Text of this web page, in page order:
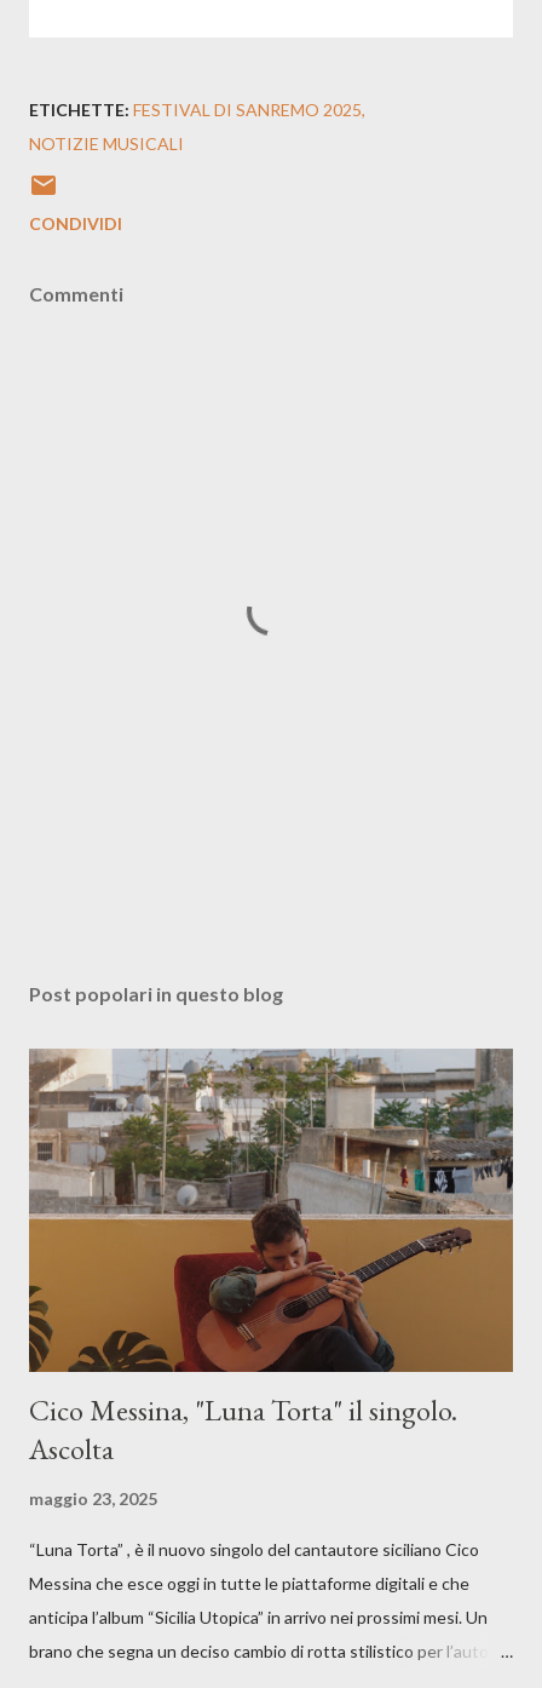
ETICHETTE: FESTIVAL DI SANREMO 2025
NOTIZIE MUSICALI
CONDIVIDI
Commenti
Post popolari in questo blog
Cico Messina, "Luna Torta" il singolo.
Ascolta
maggio 23, 2025
“Luna Torta” , è il nuovo singolo del cantautore siciliano Cico
Messina che esce oggi in tutte le piattaforme digitali e che
anticipa l’album “Sicilia Utopica” in arrivo nei prossimi mesi. Un
brano che segna un deciso cambio di rotta stilistico per l’autore